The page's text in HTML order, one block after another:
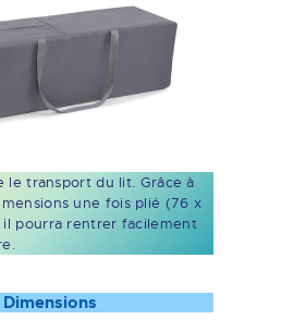
le transport du lit. Grâce à
une fois plié (76 x
pourra rentrer facilement
Dimensions